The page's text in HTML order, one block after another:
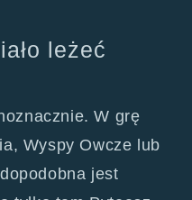
leżeć
W grę
Wyspy Owcze lub
jest